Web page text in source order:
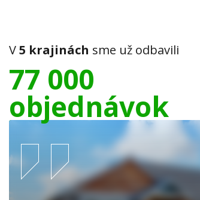
V5 krajinách sme už odbavili
77 000
objednávok